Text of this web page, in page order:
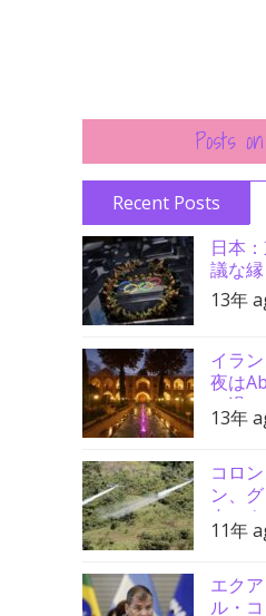
Posts
Recent Posts
日本
議な縁
13年
イラ
夜は
に過ご
13年
コロ
ン、
布に
要請
11年
エク
ル・